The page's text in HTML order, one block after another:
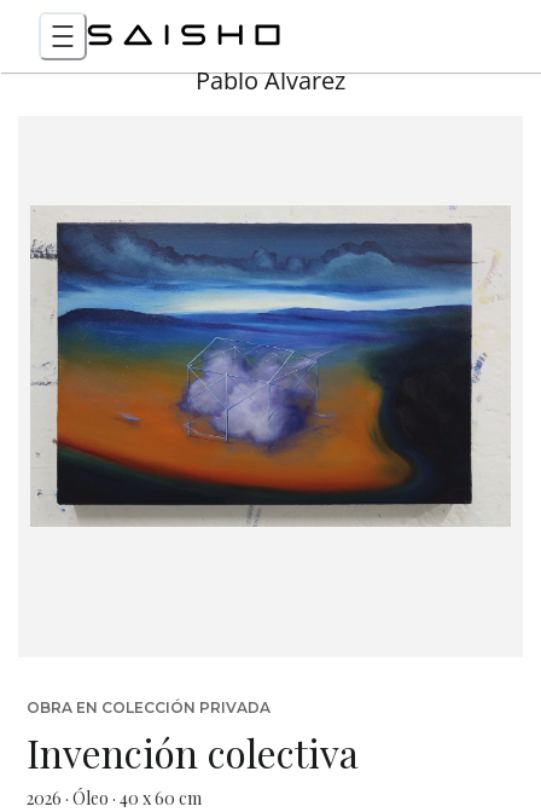
Pablo Álvarez
OBRA EN COLECCIÓN PRIVADA
Invención colectiva
2026 · Óleo · 40 x 60 cm